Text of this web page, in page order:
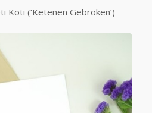
Koti (‘Ketenen Gebroken’)